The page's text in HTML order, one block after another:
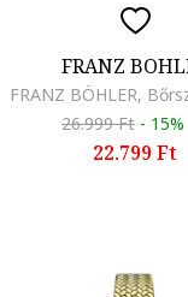
FRANZ
26.999 Ft - 15%
22.799 Ft